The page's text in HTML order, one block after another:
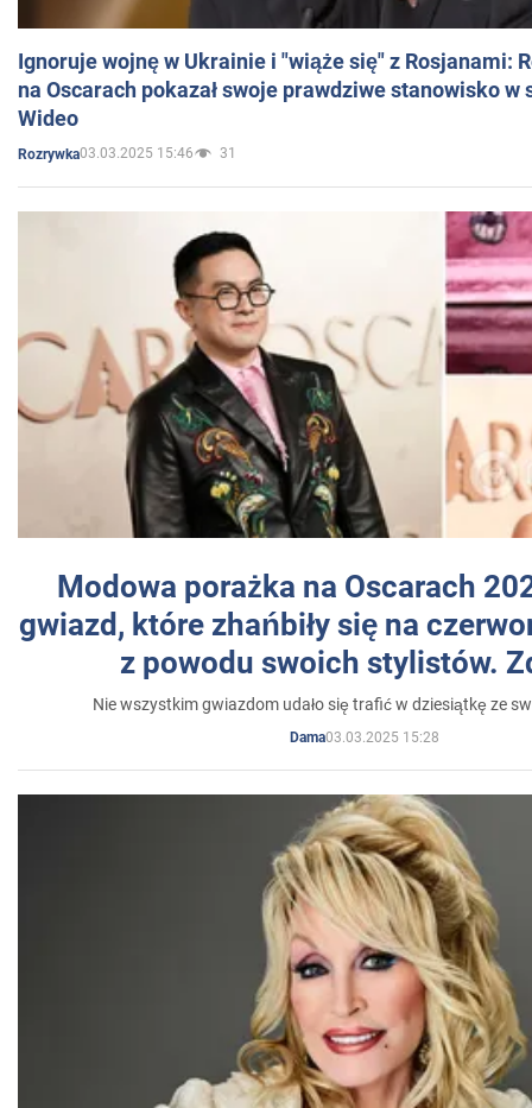
Ignoruje wojnę w Ukrainie i "wiąże się" z Rosjanami:
na Oscarach pokazał swoje prawdziwe stanowisko w
Wideo
Rozrywka03.03.2025 15:46 31
Modowa porażka na Oscarach
gwiazd, które zhańbiły się na
z powodu swoich stylistów.
Nie wszystkim gwiazdom udało się trafić w dziesiątkę ze
Dama03.03.2025 15:28